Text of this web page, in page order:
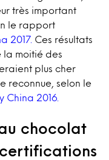
très important
le rapport
2017. Ces résultats
la moitié des
plus cher
reconnue, selon le
China 2016.
chocolat